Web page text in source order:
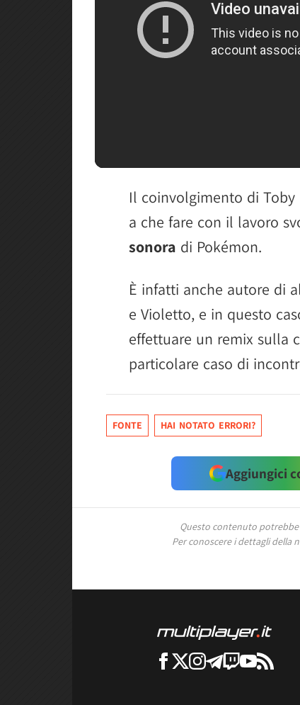
Il coinvolgimento di Toby
a che fare con il lavoro
sonora di Pokémon.
È infatti anche autore di
e Violetto, e in questo
effettuare un remix sulla
particolare caso di
FONTE HAI NOTATO ERRORI?
Aggiungici
Questo contenuto
Per conoscere i dettagli della